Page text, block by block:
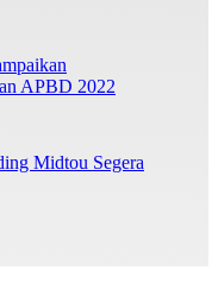
APBD 2022
Midtou Segera